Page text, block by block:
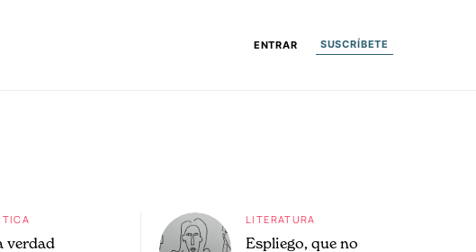
ENTRAR SUSCRÍBETE
verdad
LITERATURA
Espliego, que no